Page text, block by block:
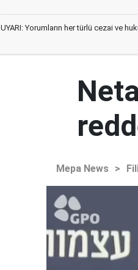
UYARI: Yorumların her türlü cezai ve
Mepa News >